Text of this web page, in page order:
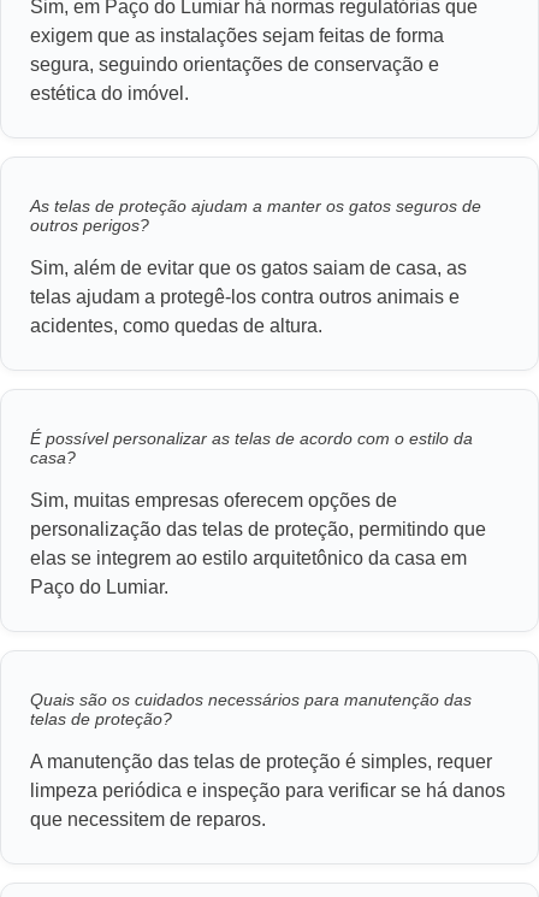
Sim, em Paço do Lumiar há normas regulatórias que
exigem que as instalações sejam feitas de forma
segura, seguindo orientações de conservação e
estética do imóvel.
As telas de proteção ajudam a manter os gatos seguros de
outros perigos?
Sim, além de evitar que os gatos saiam de casa, as
telas ajudam a protegê-los contra outros animais e
acidentes, como quedas de altura.
É possível personalizar as telas de acordo com o estilo da
casa?
Sim, muitas empresas oferecem opções de
personalização das telas de proteção, permitindo que
elas se integrem ao estilo arquitetônico da casa em
Paço do Lumiar.
Quais são os cuidados necessários para manutenção das
telas de proteção?
A manutenção das telas de proteção é simples, requer
limpeza periódica e inspeção para verificar se há danos
que necessitem de reparos.